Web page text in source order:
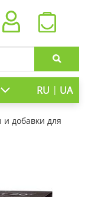
RU | UA
добавки для